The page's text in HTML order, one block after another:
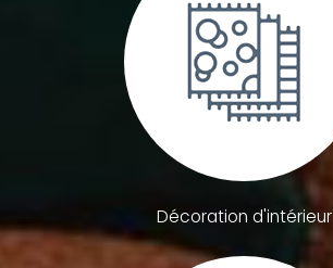
Décoration d'intérieur